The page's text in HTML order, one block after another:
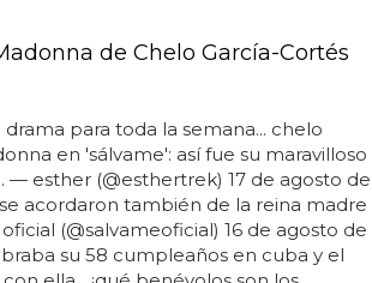
de Chelo García-Cortés
para toda la semana... chelo
en 'sálvame': así fue su maravilloso
— esther (@esthertrek) 17 de agosto de
se acordaron también de la reina madre
(@salvameoficial) 16 de agosto de
su 58 cumpleaños en cuba y el